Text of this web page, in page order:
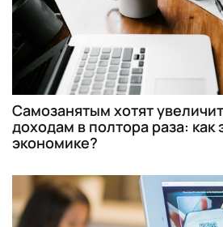
Самозанятым хотят
доходам в полтора раза: как
экономике?